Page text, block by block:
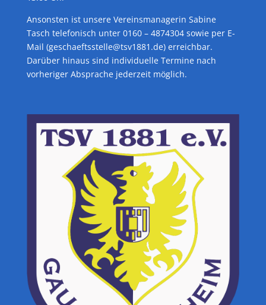
Ansonsten ist unsere Vereinsmanagerin Sabine
Tasch telefonisch unter 0160 – 4874304 sowie per E-
Mail (geschaeftsstelle@tsv1881.de) erreichbar.
Darüber hinaus sind individuelle Termine nach
vorheriger Absprache jederzeit möglich.